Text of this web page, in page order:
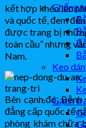
Chống
Keo dán
Gạch
kết hợp khéo léo
và quốc tế, đem
được trang bị
toàn cầu” nhưng
Nam.
Bên cạnh đó,
đẳng cấp quốc tế
phòng khám chữa